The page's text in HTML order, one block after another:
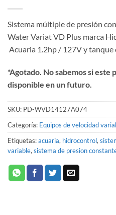
Sistema múltiple de presión
Water Variat VD Plus marca
Acuaria 1.2hp / 127V y tanque
*Agotado. No sabemos si este
disponible en un futuro.
SKU: PD-WVD14127A074
Categoría: Equipos de velocidad
Etiquetas:acuaria, hidrocontrol,
variable, sistema de presion